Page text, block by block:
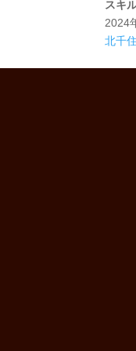
スキ
2024
北千